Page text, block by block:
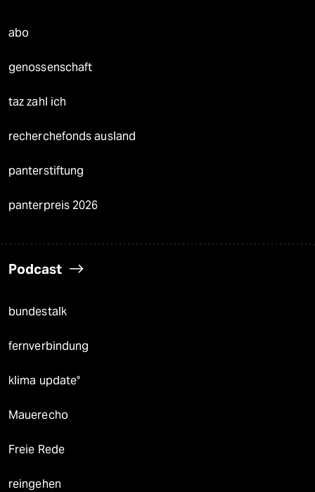
abo
genossenschaft
taz zahl ich
recherchefonds ausland
panterstiftung
panterpreis 2026
Podcast
bundestalk
fernverbindung
klima update°
Mauerecho
Freie Rede
reingehen